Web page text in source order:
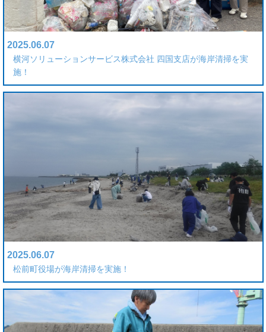
2025.06.07
横河ソリューションサービス株式会社 四国支店が海岸清掃を実
施！
2025.06.07
松前町役場が海岸清掃を実施！